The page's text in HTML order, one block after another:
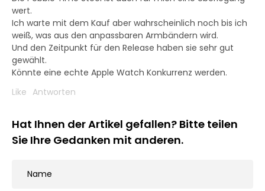
wert.
Ich warte mit dem Kauf aber wahrscheinlich noch bis ich
weiß, was aus den anpassbaren Armbändern wird.
Und den Zeitpunkt für den Release haben sie sehr gut
gewählt.
Könnte eine echte Apple Watch Konkurrenz werden.
Like Antworten
Hat Ihnen der Artikel gefallen? Bitte teilen
Sie Ihre Gedanken mit anderen.